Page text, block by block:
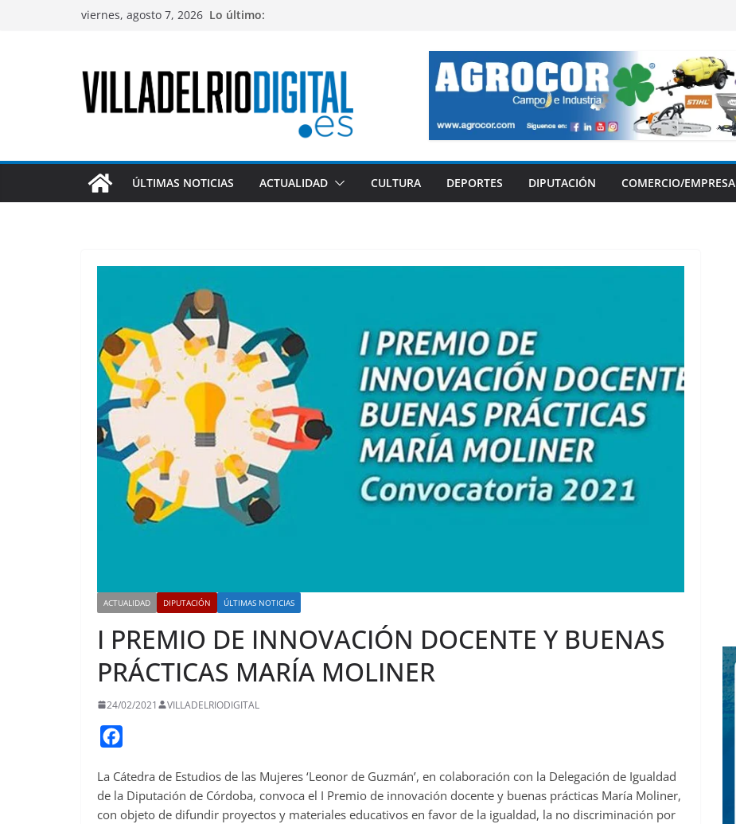
viernes, agosto 7, 2026 Lo último:
ÚLTIMAS NOTICIAS ACTUALIDAD CULTURA DEPORTES DIPUTACIÓN COMERCIO/EMPRESA
ACTUALIDAD DIPUTACIÓN ÚLTIMAS NOTICIAS
I PREMIO DE INNOVACIÓN DOCENTE Y BUENAS
PRÁCTICAS MARÍA MOLINER
24/02/2021 VILLADELRIODIGITAL
c
e
La Cátedra de Estudios de las Mujeres ‘Leonor de Guzmán’, en colaboración con la Delegación de Igualdad
de la Diputación de Córdoba, convoca el I Premio de innovación docente y buenas prácticas María Moliner,
con objeto de difundir proyectos y materiales educativos en favor de la igualdad, la no discriminación por